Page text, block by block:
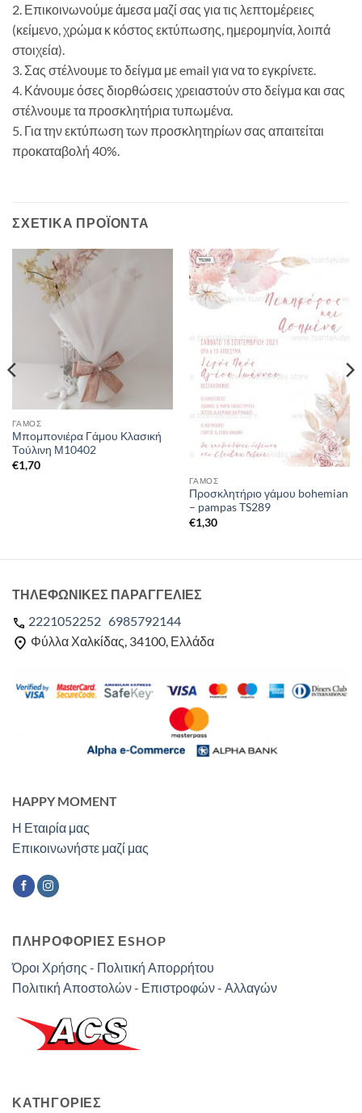
2. Επικοινωνούμε άμεσα μαζί σας για τις λεπτομέρειες
(κείμενο, χρώμα κ κόστος εκτύπωσης, ημερομηνία, λοιπά
στοιχεία).
3. Σας στέλνουμε το δείγμα με email για να το εγκρίνετε.
4. Κάνουμε όσες διορθώσεις χρειαστούν στο δείγμα και σας
στέλνουμε τα προσκλητήρια τυπωμένα.
5. Για την εκτύπωση των προσκλητηρίων σας απαιτείται
προκαταβολή 40%.
ΣΧΕΤΙΚΆ ΠΡΟΪΌΝΤΑ
ΓΑΜΟΣ
Μπομπονιέρα Γάμου Κλασική
Τούλινη Μ10402
€1,70
ΓΑΜΟΣ
Προσκλητήριο γάμου bohemian
– pampas TS289
€1,30
HAPPY MOMENT
Η Εταιρία μας
Επικοινωνήστε μαζί μας
ΠΛΗΡΟΦΟΡΙΕΣ ΕSHOP
Όροι Χρήσης - Πολιτική Απορρήτου
Πολιτική Αποστολών - Επιστροφών - Αλλαγών
ΤΗΛΕΦΩΝΙΚΕΣ ΠΑΡΑΓΓΕΛΙΕΣ
2221052252 6985792144
Φύλλα Χαλκίδας, 34100, Ελλάδα
ΚΑΤΗΓΟΡΊΕΣ